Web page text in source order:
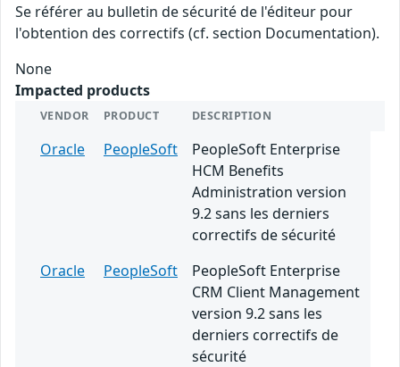
Se référer au bulletin de sécurité de l'éditeur pour
l'obtention des correctifs (cf. section Documentation).
None
Impacted products
VENDOR PRODUCT DESCRIPTION
Oracle PeopleSoft
PeopleSoft Enterprise
HCM Benefits
Administration version
9.2 sans les derniers
correctifs de sécurité
Oracle
PeopleSoft
PeopleSoft Enterprise
CRM Client Management
version 9.2 sans les
derniers correctifs de
sécurité